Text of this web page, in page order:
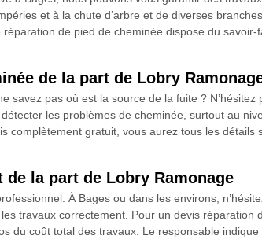
et à la chute d’arbre et de diverses
de pied de cheminée dispose du savoir-
de la part de Lobry
pas où est la source de la fuite ?
les problèmes de cheminée, surtout au
complètement gratuit, vous aurez tous les
la part de Lobry Ramonage
À Bages ou dans les environs,
travaux correctement. Pour un devis réparation
du coût total des travaux. Le responsable